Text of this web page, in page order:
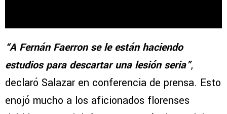
“A Fernán Faerron se le están haciendo
estudios para descartar una lesión seria”,
declaró Salazar en conferencia de prensa. Esto
enojó mucho a los aficionados florenses